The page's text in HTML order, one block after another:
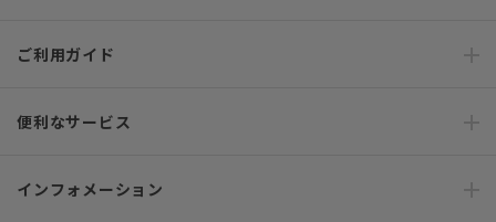
ご利用ガイド
便利なサービス
インフォメーション